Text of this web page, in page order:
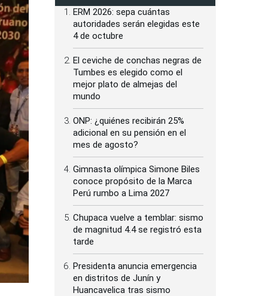
ERM 2026: sepa cuántas
autoridades serán elegidas este
4 de octubre
El ceviche de conchas negras de
Tumbes es elegido como el
mejor plato de almejas del
mundo
ONP: ¿quiénes recibirán 25%
adicional en su pensión en el
mes de agosto?
Gimnasta olímpica Simone Biles
conoce propósito de la Marca
Perú rumbo a Lima 2027
Chupaca vuelve a temblar: sismo
de magnitud 4.4 se registró esta
tarde
Presidenta anuncia emergencia
en distritos de Junín y
Huancavelica tras sismo